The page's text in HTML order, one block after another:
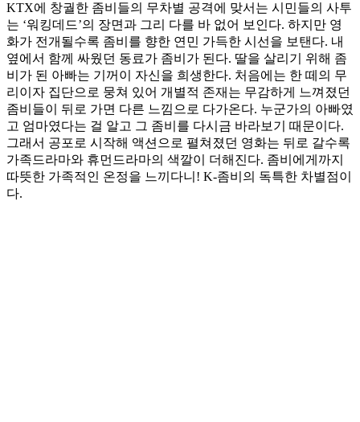
KTX에 창궐한 좀비들의 무차별 공격에 맞서는 시민들의 사투
는 ‘워킹데드’의 장면과 그리 다를 바 없어 보인다. 하지만 영
화가 전개될수록 좀비를 향한 연민 가득한 시선을 보탠다. 내
옆에서 함께 싸웠던 동료가 좀비가 된다. 딸을 살리기 위해 좀
비가 된 아빠는 기꺼이 자신을 희생한다. 처음에는 한 떼의 무
리이자 집단으로 뭉쳐 있어 개별적 존재는 무감하게 느껴졌던
좀비들이 뒤로 가면 다른 느낌으로 다가온다. 누군가의 아빠였
고 엄마였다는 걸 알고 그 좀비를 다시금 바라보기 때문이다.
그래서 공포로 시작해 액션으로 펼쳐졌던 영화는 뒤로 갈수록
가족드라마와 휴먼드라마의 색깔이 더해진다. 좀비에게까지
따뜻한 가족적인 온정을 느끼다니! K-좀비의 독특한 차별점이
다.